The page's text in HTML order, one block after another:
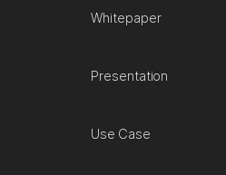
Whitepaper
Presentation
Use Case